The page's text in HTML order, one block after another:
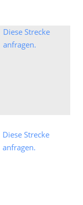
Diese Strecke
anfragen.
Diese Strecke
anfragen.